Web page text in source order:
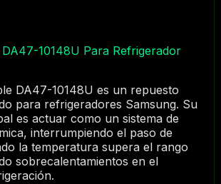
10148U Para Refrigerador
DA47-10148U es un repuesto
para refrigeradores Samsung. Su
es actuar como un sistema de
interrumpiendo el paso de
la temperatura supera el rango
sobrecalentamientos en el